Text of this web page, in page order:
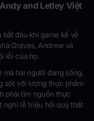
and Letley Việt
bắt đầu khi game kể về
Graves, Andrew và
lỗi của họ.
hai người đang sống,
sót với lượng thực phẩm
phải tìm nguồn thực
nghi lễ triệu hồi quỷ thất